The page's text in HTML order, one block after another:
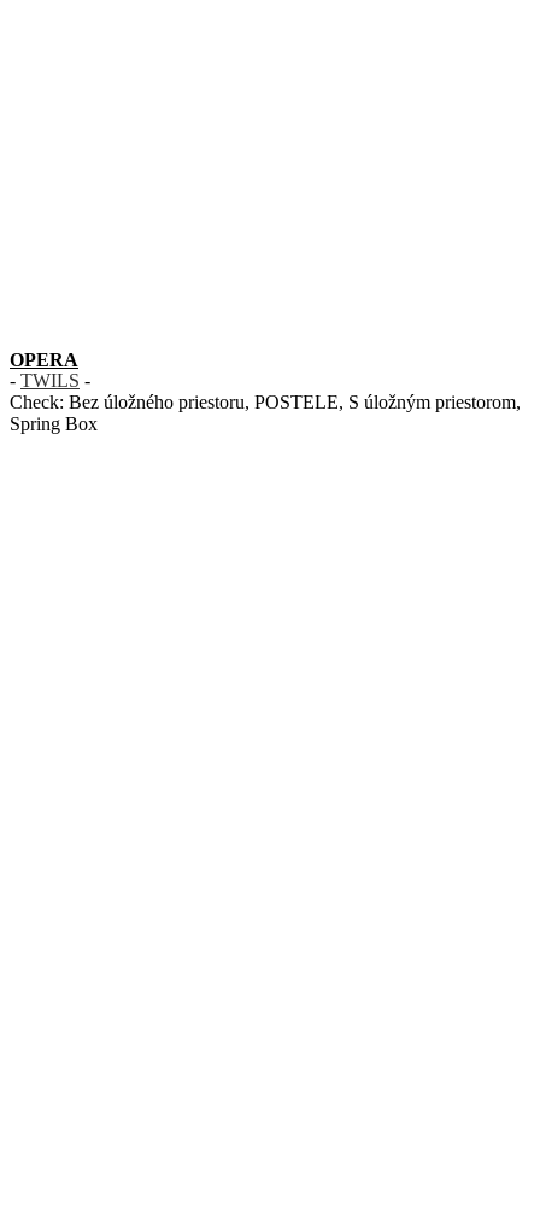
OPERA
- TWILS -
Check: Bez úložného priestoru, POSTELE, S úložným priestorom,
Spring Box